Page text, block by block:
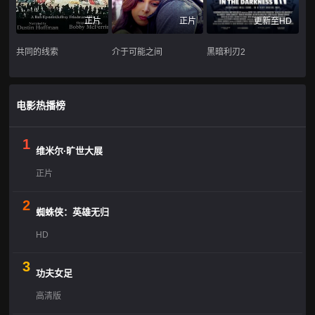
正片
共同的线索
正片
介于可能之间
更新至HD
黑暗利刃2
电影热播榜
1 维米尔·旷世大展
正片
2 蜘蛛侠：英雄无归
HD
3 功夫女足
高清版